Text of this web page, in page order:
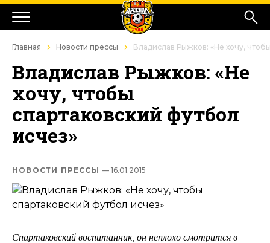
Главная Новости прессы Владислав Рыжков: «Не хочу,
Владислав Рыжков: «Не
хочу, чтобы
спартаковский футбол
исчез»
НОВОСТИ ПРЕССЫ — 16.01.2015
Спартаковский воспитанник, он неплохо смотрится в